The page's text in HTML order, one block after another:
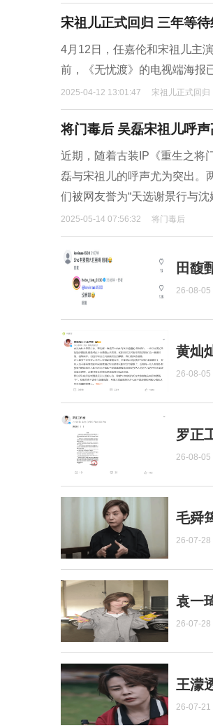
宋祖儿正式回归 三年等
4月12日，任嘉伦和宋祖儿主
前，《无忧渡》的电视端海报
2025-04-12 13:01:47 宋祖儿正式回归
将门毒后 吴磊宋祖儿呼声
近期，随着古装IP《重生之将
磊与宋祖儿的呼声尤为突出。
们被网友誉为“天选谢景行与沈
2025-05-14 07:56:32 将门毒后
田馥
26-08-05
黄灿
26-08-05
罗正
26-08-05
毛舜
26-07-28
袁一
26-07-28
王濛
26-07-21